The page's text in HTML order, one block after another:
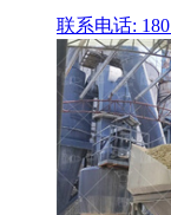
联系电话: 180